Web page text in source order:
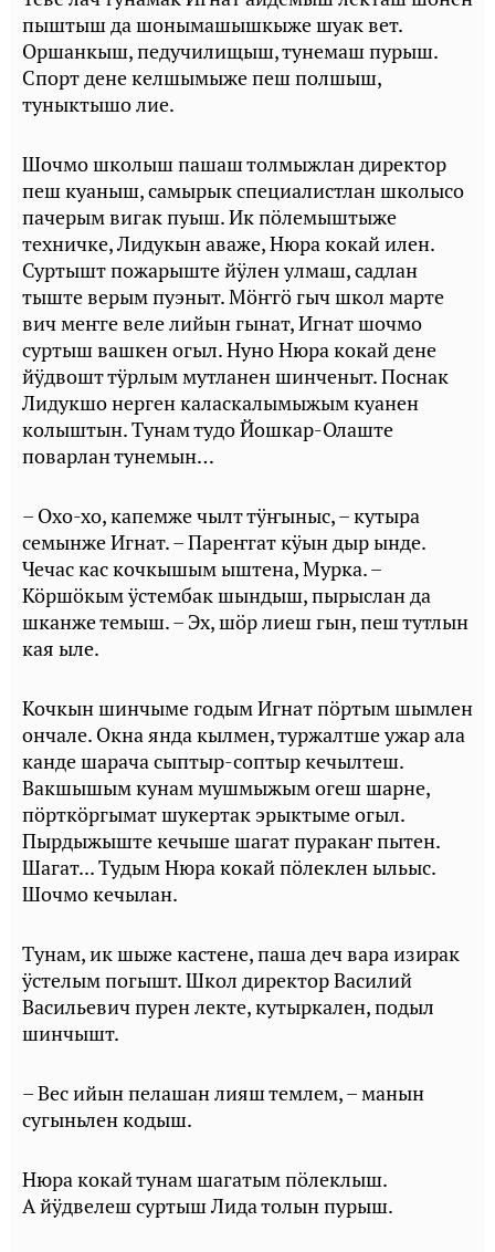
пыштыш да шонымашышкыже шуак вет.
Оршанкыш, педучилищыш, тунемаш пурыш.
Спорт дене келшымыже пеш полшыш,
туныктышо лие.
Шочмо школыш пашаш толмыжлан директор
пеш куаныш, самырык специалистлан школысо
пачерым вигак пуыш. Ик пӧлемыштыже
техничке, Лидукын аваже, Нюра кокай илен.
Суртышт пожарыште йӱлен улмаш, садлан
тыште верым пуэныт. Мӧҥгӧ гыч школ марте
вич меҥге веле лийын гынат, Игнат шочмо
суртыш вашкен огыл. Нуно Нюра кокай дене
йӱдвошт тӱрлым мутланен шинченыт. Поснак
Лидукшо нерген каласкалымыжым куанен
колыштын. Тунам тудо Йошкар-Олаште
поварлан тунемын…
– Охо-хо, капемже чылт тӱҥыныс, – кутыра
семынже Игнат. – Пареҥгат кӱын дыр ынде.
Чечас кас кочкышым ыштена, Мурка. –
Кӧршӧкым ӱстембак шындыш, пырыслан да
шканже темыш. – Эх, шӧр лиеш гын, пеш тутлын
кая ыле.
Кочкын шинчыме годым Игнат пӧртым шымлен
ончале. Окна янда кылмен, туржалтше ужар ала
канде шарача сыптыр-соптыр кечылтеш.
Вакшышым кунам мушмыжым огеш шарне,
пӧрткӧргымат шукертак эрыктыме огыл.
Пырдыжыште кечыше шагат пуракаҥ пытен.
Шагат... Тудым Нюра кокай пӧлеклен ыльыс.
Шочмо кечылан.
Тунам, ик шыже кастене, паша деч вара изирак
ӱстелым погышт. Школ директор Василий
Васильевич пурен лекте, кутыркален, подыл
шинчышт.
– Вес ийын пелашан лияш темлем, – манын
сугыньлен кодыш.
Нюра кокай тунам шагатым пӧлеклыш.
А йӱдвелеш суртыш Лида толын пурыш.